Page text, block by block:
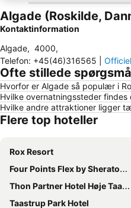
Algade (Roskilde,
Kontaktinformation
Algade, 4000,
Telefon: +45(46)316565
Ofte stillede
Hvorfor er Algade så populær i
Hvilke overnatningssteder
Hvilke andre attraktioner ligger
Flere top hoteller
Rox Resort
Four Points Flex by Sheraton Roskilde
Thon Partner Hotel Høje Taastrup
Taastrup Park Hotel